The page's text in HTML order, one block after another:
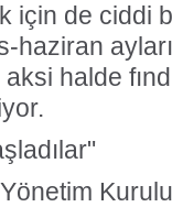
için de ciddi
haziran
halde